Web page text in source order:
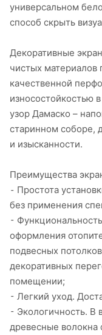
универсальном
способ скрыть
Декоративные
чистых материалов
качественной
износостойкостью
узор Дамаско –
старинном соборе,
и изысканности.
Преимущества
⁃ Простота
без применения
⁃
оформления
подвесных
декоративных
помещении;
⁃ Легкий уход.
⁃ Экологичность.
древесные волокна